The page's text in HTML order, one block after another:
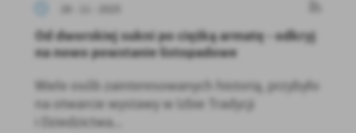
28 - 11 - 2025
Od dworskiej sukni po ciężką armatę - odkryj
na nowo powstanie listopadowe
Wiele osób zainteresowanych historią, przybyło
na otwarcie wystawy w Izbie Tradycji
i Dziedzictwa...